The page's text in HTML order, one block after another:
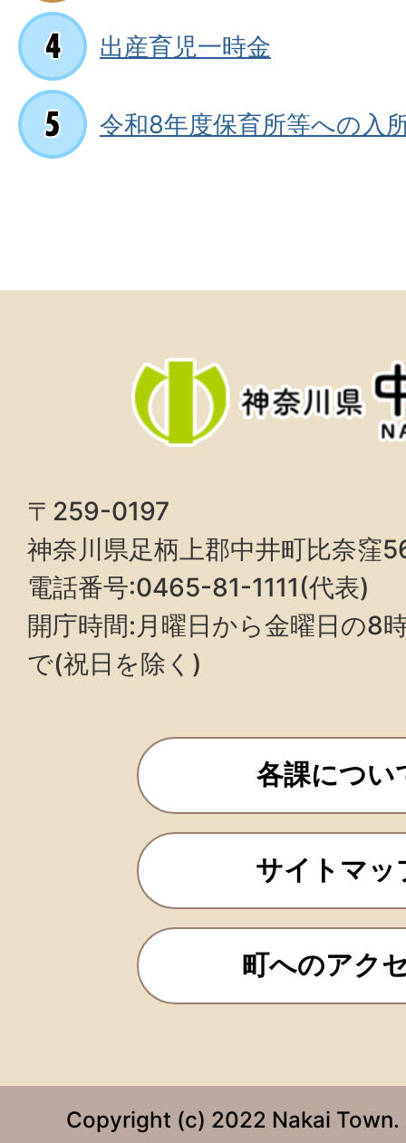
出産育児一時金
令和8年度保育所等への入
〒259-0197
神奈川県足柄上郡中井町比奈窪
電話番号:0465-81-1111(代表)
開庁時間:月曜日から金曜日の8
で(祝日を除く)
各課につい
サイトマッ
町へのアク
Copyright (c) 2022 Nakai Town.